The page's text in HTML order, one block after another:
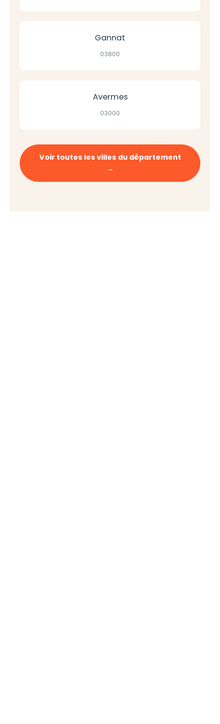
Gannat
03800
Avermes
03000
Voir toutes les villes du département
→